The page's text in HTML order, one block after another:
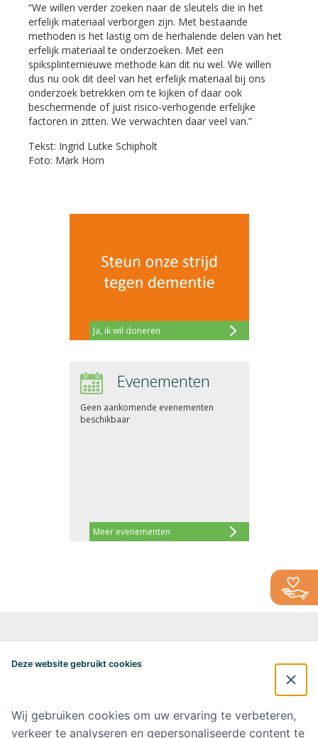
“We willen verder zoeken naar de sleutels die in het
erfelijk materiaal verborgen zijn. Met bestaande
methoden is het lastig om de herhalende delen van het
erfelijk materiaal te onderzoeken. Met een
spiksplinternieuwe methode kan dit nu wel. We willen
dus nu ook dit deel van het erfelijk materiaal bij ons
onderzoek betrekken om te kijken of daar ook
beschermende of juist risico-verhogende erfelijke
factoren in zitten. We verwachten daar veel van.”
Tekst: Ingrid Lutke Schipholt
Foto: Mark Horn
Ja, ik wil doneren
Evenementen
Meer evenementen
Geen aankomende evenementen
beschikbaar
Postbus 7057
alzheimercentrum@amsterdamumc.nl
Doneer via: NL 42 INGB 0006 9052 76 Ten name van: Stichting Steun
Deze website gebruikt cookies
Wij gebruiken cookies om uw ervaring te verbeteren,
verkeer te analyseren en gepersonaliseerde content te